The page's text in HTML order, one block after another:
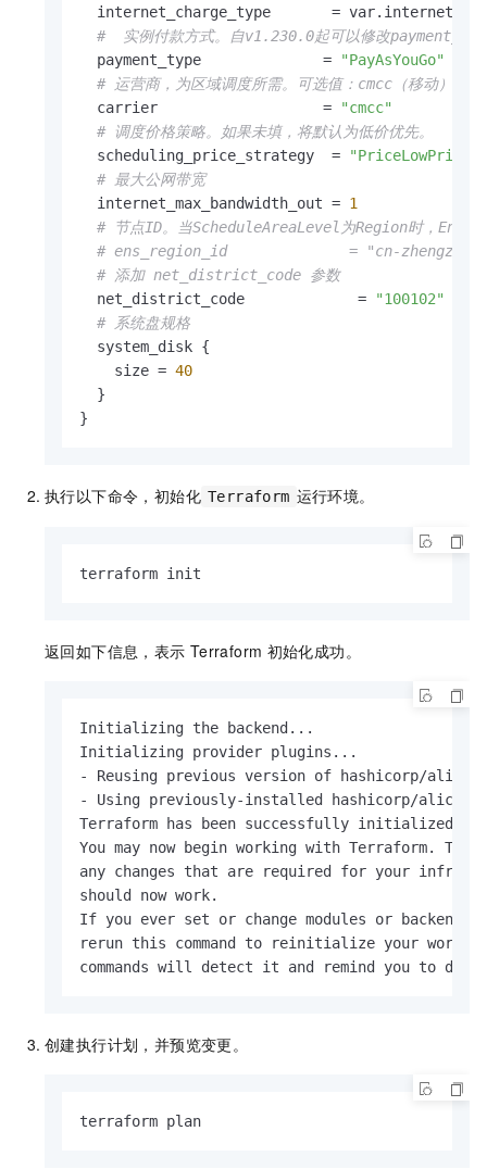
internet_charge_type       =
#  实例付款方式。自v1.230.0起可以修改
  payment_type              =
"PayAsYouGo"
# 运营商，为区域调度所需。可选值：cmcc（移动）
  carrier                   =
"cmcc"
# 调度价格策略。如果未填，将默认为低价优先。
  scheduling_price_strategy  =
# 最大公网带宽
  internet_max_bandwidth_out =
1
# 节点ID。当ScheduleAreaLevel为Region时，
# ens_region_id              = "cn-
# 添加 net_district_code 参数
  net_district_code             =
"100102"
# 系统盘规格
  system_disk {
    size =
40
  }
}
执行以下命令，初始化 Terraform 运行环境。
terraform init
返回如下信息，表示 Terraform 初始化成功。
Initializing the backend...
Initializing provider plugins...
- Reusing previous version of hashicorp/
- Using previously-installed hashicorp/
Terraform has been successfully initialized!
You may now begin working with Terraform. Try
any changes that are required for your
should now work.
If you ever set or change modules or backend
rerun this command to reinitialize your
commands will detect it and remind you to do
创建执行计划，并预览变更。
terraform plan